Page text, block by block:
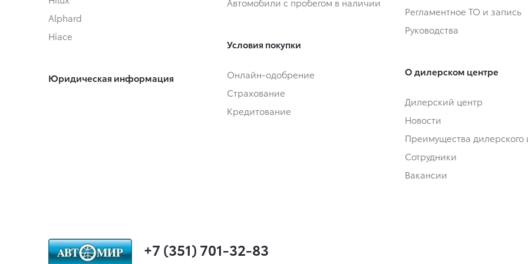
Alphard
Hiace
Юридическая информация
Автомобили с пробегом в наличии
Условия покупки
Онлайн-одобрение
Страхование
Кредитование
Регламентное ТО и запись
Руководства
О дилерском центре
Дилерский центр
Новости
Преимущества дилерского
Сотрудники
Вакансии
+7 (351) 701-32-83